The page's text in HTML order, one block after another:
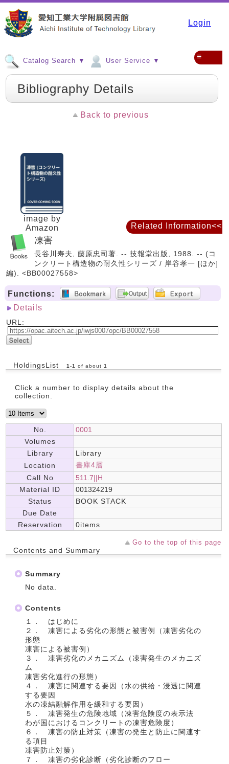
Login
Catalog Search ▼ User Service ▼ ≡
Bibliography Details
Back to previous
image by
Amazon
凍害
長谷川寿夫, 藤原忠司著. -- 技報堂出版, 1988. -- (コ
ンクリート構造物の耐久性シリーズ / 岸谷孝一 [ほか]
編). <BB00027558>
Functions:
Details
URL:
HoldingsList 1 -1 of about 1
Click a number to display details about the
collection.
No.
0001
Volumes
Library
Library
Location
書庫4層
Call No
511.7||H
Material ID
001324219
Status
BOOK STACK
Due Date
Reservation
0items
Go to the top of this page
Contents and Summary
Summary
No data.
Contents
１． はじめに
２． 凍害による劣化の形態と被害例（凍害劣化の
形態
凍害による被害例）
３． 凍害劣化のメカニズム（凍害発生のメカニズ
ム
凍害劣化進行の形態）
４． 凍害に関連する要因（水の供給・浸透に関連
する要因
水の凍結融解作用を緩和する要因）
５． 凍害発生の危険地域（凍害危険度の表示法
わが国におけるコンクリートの凍害危険度）
６． 凍害の防止対策（凍害の発生と防止に関連す
る項目
凍害防止対策）
７． 凍害の劣化診断（劣化診断のフロー
Related Information<<